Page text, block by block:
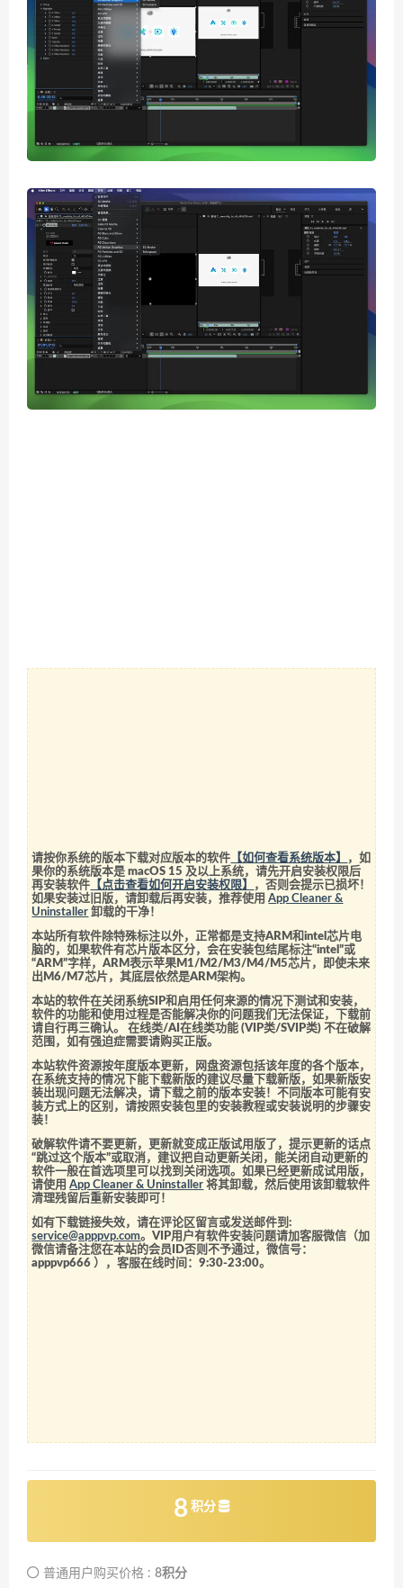
请按你系统的版本下载对应版本的软件 【如何查看系统版本】
，如
果你的系统版本是 macOS 15 及以上系统，请先开启安装权限后
再安装软件 【点击查看如何开启安装权限】
，否则会提示已损坏！
如果安装过旧版，请卸载后再安装，推荐使用App Cleaner &
Uninstaller 卸载的干净！
本站所有软件除特殊标注以外，正常都是支持ARM和intel芯片电
脑的，如果软件有芯片版本区分，会在安装包结尾标注“intel”或
“ARM”字样，ARM表示苹果M1/M2/M3/M4/M5芯片，即使未来
出M6/M7芯片，其底层依然是ARM架构。
本站的软件在关闭系统SIP和启用任何来源的情况下测试和安装，
软件的功能和使用过程是否能解决你的问题我们无法保证，下载前
请自行再三确认。 在线类/AI在线类功能 (VIP类/SVIP类) 不在破解
范围，如有强迫症需要请购买正版。
本站软件资源按年度版本更新，网盘资源包括该年度的各个版本，
在系统支持的情况下能下载新版的建议尽量下载新版，如果新版安
装出现问题无法解决，请下载之前的版本安装！不同版本可能有安
装方式上的区别，请按照安装包里的安装教程或安装说明的步骤安
装！
破解软件请不要更新，更新就变成正版试用版了，提示更新的话点
“跳过这个版本”或取消，建议把自动更新关闭，能关闭自动更新的
软件一般在首选项里可以找到关闭选项。如果已经更新成试用版，
请使用App Cleaner & Uninstaller 将其卸载，然后使用该卸载软件
清理残留后重新安装即可！
如有下载链接失效，请在评论区留言或发送邮件到:
service@apppvp.com。VIP用户有软件安装问题请加客服微信（加
微信请备注您在本站的会员ID否则不予通过，微信号：
apppvp666 ），客服在线时间：9:30-23:00。
8 积分
普通用户购买价格 : 8积分